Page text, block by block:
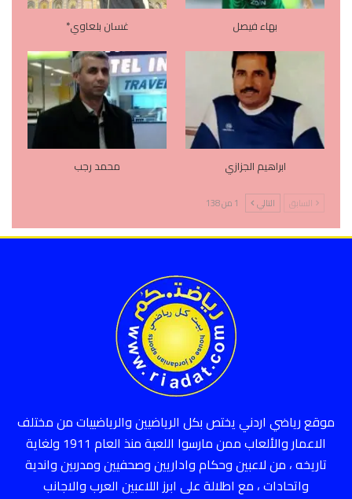
بهاء فيصل غسان بلعاوي*
ابراهيم الجزازي محمد رجب
السابق التالي 1 من 138
موقع رياضي اردني يختص بكل الرياضيين والرياضييات من مختلف
الاعمار والألعاب ممن مارسوا اللعبة منذ العام 1911 ولغاية
تاريخه ، من لاعبين وحكام واداريين وصحفيين ومدربين واندية
واتحادات ، مع اطلالة على ابرز اللاعبين العرب والاجانب